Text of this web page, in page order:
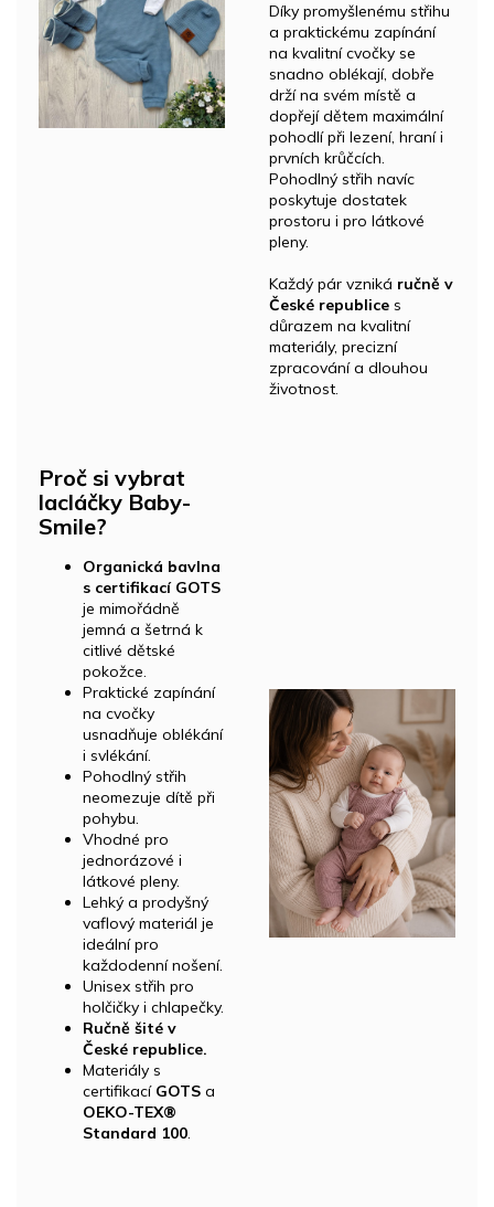
Díky promyšlenému střihu
a praktickému zapínání
na kvalitní cvočky se
snadno oblékají, dobře
drží na svém místě a
dopřejí dětem maximální
pohodlí při lezení, hraní i
prvních krůčcích.
Pohodlný střih navíc
poskytuje dostatek
prostoru i pro látkové
pleny.
Každý pár vzniká ručně v
České republice s
důrazem na kvalitní
materiály, precizní
zpracování a dlouhou
životnost.
Proč si vybrat
lacláčky Baby-
Smile?
Organická bavlna
s certifikací GOTS
je mimořádně
jemná a šetrná k
citlivé dětské
pokožce.
Praktické zapínání
na cvočky
usnadňuje oblékání
i svlékání.
Pohodlný střih
neomezuje dítě při
pohybu.
Vhodné pro
jednorázové i
látkové pleny.
Lehký a prodyšný
vaflový materiál je
ideální pro
každodenní nošení.
Unisex střih pro
holčičky i chlapečky.
Ručně šité v
České republice.
Materiály s
certifikací GOTS a
OEKO-TEX®
Standard 100.